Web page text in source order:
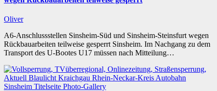
Oliver
A6-Anschlussstellen Sinsheim-Süd und Sinsheim-Steinsfurt wegen
Rückbauarbeiten teilweise gesperrt Sinsheim. Im Nachgang zu dem
Transport des U-Bootes U17 müssen nach Mitteilung…
Aktuell Blaulicht Kraichgau Rhein-Neckar-Kreis Autobahn
Sinsheim Titelseite Photo-Gallery